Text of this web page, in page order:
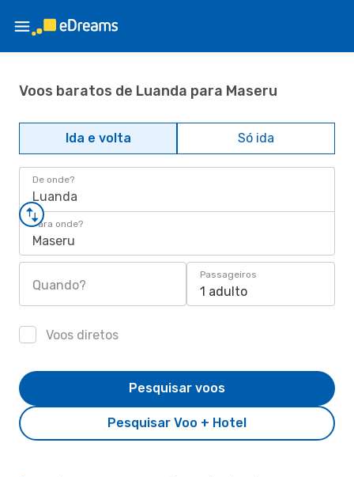
Voos baratos de Luanda para Maseru
Ida e volta Só ida
De onde?
Luanda
Para onde?
Maseru
Quando?
Passageiros
1 adulto
Voos diretos
Pesquisar Voo + Hotel
Pesquisar voos